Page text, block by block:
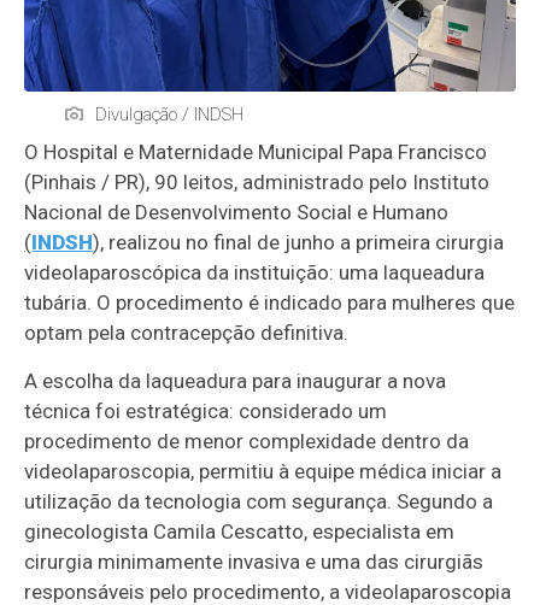
Divulgação / INDSH
O Hospital e Maternidade Municipal Papa Francisco
(Pinhais / PR), 90 leitos, administrado pelo Instituto
Nacional de Desenvolvimento Social e Humano
(INDSH), realizou no final de junho a primeira cirurgia
videolaparoscópica da instituição: uma laqueadura
tubária. O procedimento é indicado para mulheres que
optam pela contracepção definitiva.
A escolha da laqueadura para inaugurar a nova
técnica foi estratégica: considerado um
procedimento de menor complexidade dentro da
videolaparoscopia, permitiu à equipe médica iniciar a
utilização da tecnologia com segurança. Segundo a
ginecologista Camila Cescatto, especialista em
cirurgia minimamente invasiva e uma das cirurgiãs
responsáveis pelo procedimento, a videolaparoscopia